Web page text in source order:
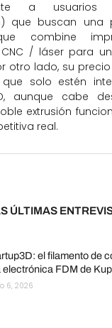
a
que buscan una
combine
/ láser para
otro lado, su
que solo estén
aunque cabe
extrusión
real.
ÚLTIMAS
el filamento de
electrónica FDM de
6, 2026